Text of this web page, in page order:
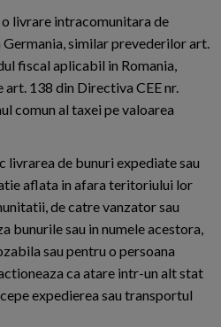
livrare intracomunitara de
similar prevederilor art.
fiscal aplicabil in Romania,
138 din Directiva CEE nr.
comun al taxei pe valoarea
livrarea de bunuri expediate sau
aflata in afara teritoriului lor
de catre vanzator sau
bunurile sau in numele acestora,
sau pentru o persoana
ca atare intr-un alt stat
expedierea sau transportul